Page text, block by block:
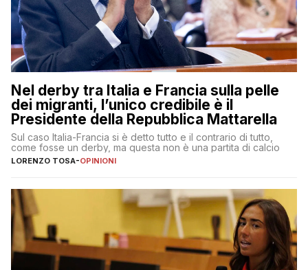
Nel derby tra Italia e Francia sulla pelle
dei migranti, l’unico credibile è il
Presidente della Repubblica Mattarella
Sul caso Italia-Francia si è detto tutto e il contrario di tutto,
come fosse un derby, ma questa non è una partita di calcio
LORENZO TOSA-OPINIONI